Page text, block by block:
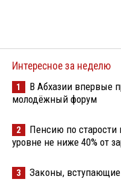
Интересное за неделю
1
В Абхазии впервые
молодёжный форум
2
Пенсию по старости
уровне не ниже 40% от
3 Законы, вступающие